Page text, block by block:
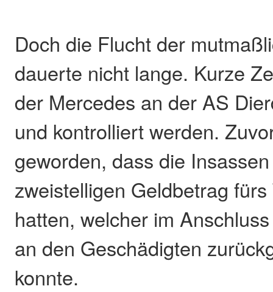
Doch die Flucht der
dauerte nicht lange. Kurze
der Mercedes an der AS
und kontrolliert werden.
geworden, dass die
zweistelligen Geldbetrag
hatten, welcher im
an den Geschädigten
konnte.